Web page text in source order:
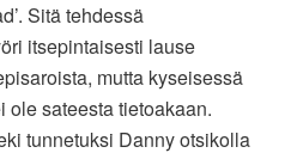
Sitä tehdessä
itsepintaisesti lause
mutta kyseisessä
sateesta tietoakaan.
tunnetuksi Danny otsikolla